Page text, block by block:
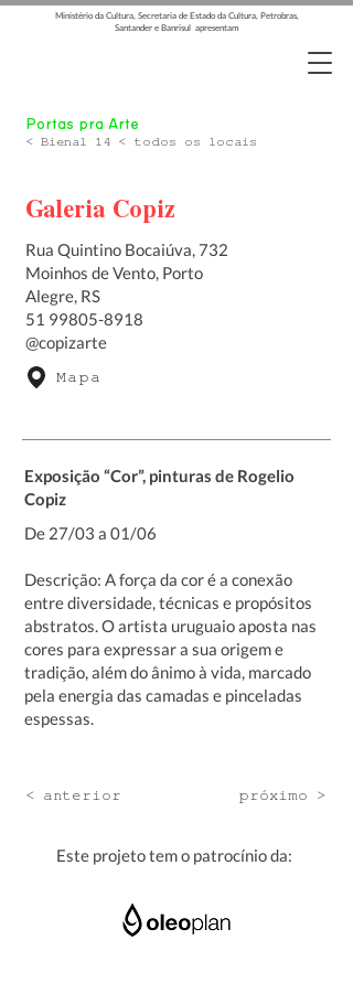
Ministério da Cultura, Secretaria de Estado da Cultura, Petrobras,
Santander e Banrisul apresentam
< Bienal 14 < todos os locais
Portas pra Arte
Galeria Copiz
Rua Quintino Bocaiúva, 732
Moinhos de Vento, Porto
Alegre, RS
51 99805-8918
@copizarte
Mapa
Exposição “Cor”, pinturas de Rogelio
Copiz
De 27/03 a 01/06
Descrição: A força da cor é a conexão
entre diversidade, técnicas e propósitos
abstratos. O artista uruguaio aposta nas
cores para expressar a sua origem e
tradição, além do ânimo à vida, marcado
pela energia das camadas e pinceladas
espessas.
< anterior próximo >
Este projeto tem o patrocínio da: